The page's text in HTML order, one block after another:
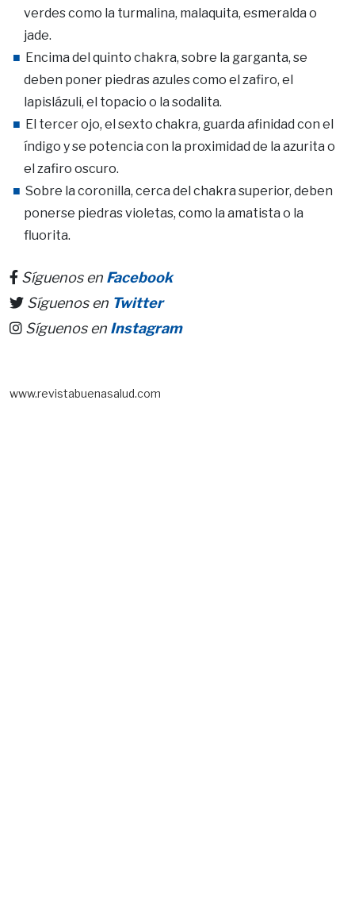
verdes como la turmalina, malaquita, esmeralda o
jade.
Encima del quinto chakra, sobre la garganta, se
deben poner piedras azules como el zafiro, el
lapislázuli, el topacio o la sodalita.
El tercer ojo, el sexto chakra, guarda afinidad con el
índigo y se potencia con la proximidad de la azurita o
el zafiro oscuro.
Sobre la coronilla, cerca del chakra superior, deben
ponerse piedras violetas, como la amatista o la
fluorita.
Síguenos en Facebook
Síguenos en Twitter
Síguenos en Instagram
www.revistabuenasalud.com